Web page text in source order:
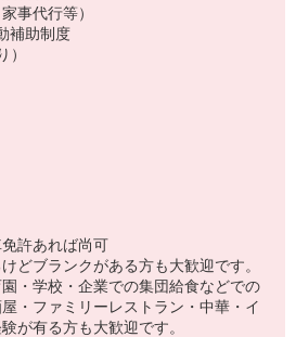
事代行等）
補助制度
）
許あれば尚可
どブランクがある方も大歓迎です。
・学校・企業での集団給食などでの
・ファミリーレストラン・中華・イ
が有る方も大歓迎です。